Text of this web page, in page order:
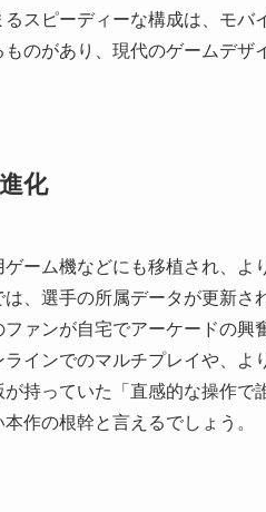
るスピーディーな構成は、モ
のがあり、現代のゲームデザ
化
ーム機などにも移植され、よ
は、選手の所属データが更新
ァンが自宅でアーケードの
ラインでのマルチプレイや、
が持っていた「直感的な操作
作の根幹と言えるでしょう。